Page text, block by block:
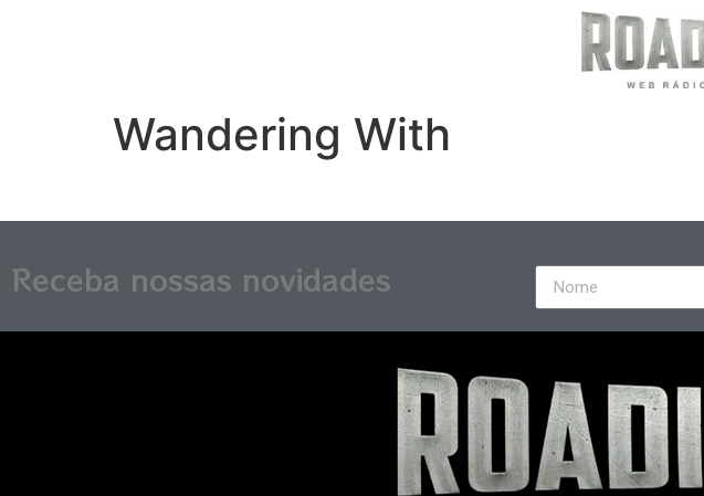
Wandering With
Receba nossas novidades